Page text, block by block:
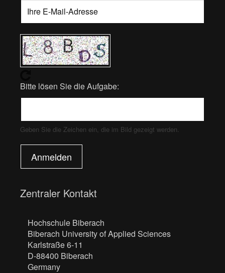
Bitte lösen Sie die Aufgabe:
Geben Sie die Zeichen ein, die im Bild gezeigt werden.
Anmelden
Zentraler Kontakt
Hochschule Biberach
Biberach University of Applied Sciences
Karlstraße 6-11
D-88400 Biberach
Germany